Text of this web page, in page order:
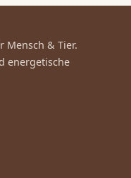
Mensch & Tier.
energetische